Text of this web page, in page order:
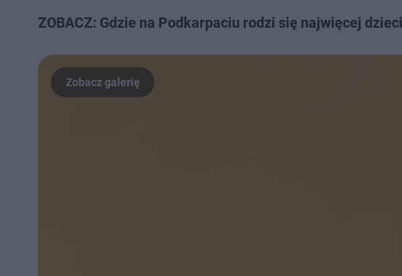
ZOBACZ: Gdzie na Podkarpaciu rodzi się najwięcej